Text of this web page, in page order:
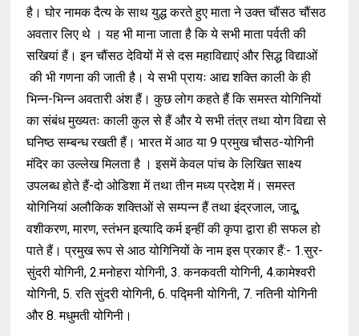
है। घोर नामक दैत्य के साथ युद्ध करते हुए माता ने उक्त चौंसठ चौंसठ
अवतार लिए थे । यह भी माना जाता है कि ये सभी माता पर्वती की
सखियां हैं। इन चौंसठ देवियों में से दस महाविद्याएं और सिद्ध विद्याओं
की भी गणना की जाती है। ये सभी प्रायः आद्य शक्ति काली के ही
भिन्न-भिन्न अवतारी अंश हैं। कुछ लोग कहते हैं कि समस्त योगिनियों
का संबंध मुख्यतः काली कुल से हैं और ये सभी तंत्र तथा योग विद्या से
घनिष्ठ सम्बन्ध रखती हैं। भारत में आठ या 9 प्रमुख चौसठ-योगिनी
मंदिर का उल्लेख मिलता है । इसमें केवल पांच के लिखित साक्ष्य
उपलब्ध होते हैं-दो ओडिशा में तथा तीन मध्य प्रदेश में। समस्त
योगिनियां अलौकिक शक्तिओं से सम्पन्न हैं तथा इंद्रजाल, जादू,
वशीकरण, मारण, स्तंभन इत्यादि कर्म इन्हीं की कृपा द्वारा ही सफल हो
पाते हैं। प्रमुख रूप से आठ योगिनियों के नाम इस प्रकार हैं:- 1.सुर-
सुंदरी योगिनी, 2.मनोहरा योगिनी, 3. कनकवती योगिनी, 4.कामेश्वरी
योगिनी, 5. रति सुंदरी योगिनी, 6. पद्मिनी योगिनी, 7. नतिनी योगिनी
और 8. मधुमती योगिनी।